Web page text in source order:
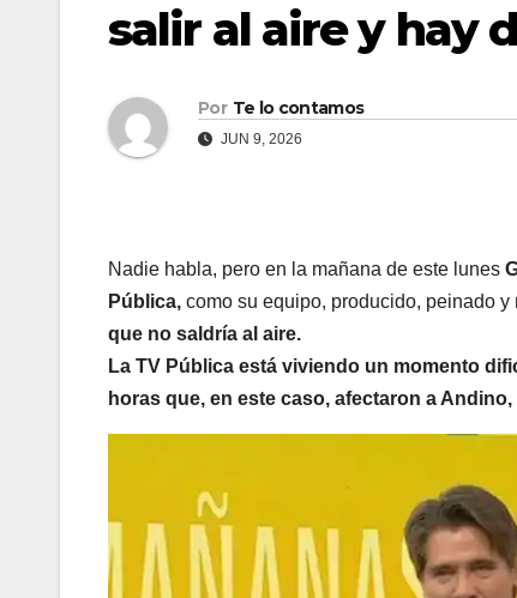
salir al aire y hay
Por Te lo contamos
JUN 9, 2026
Nadie habla, pero en la mañana de este lunes
Pública, como su equipo, producido, peinado y
que no saldría al aire.
La TV Pública está viviendo un momento
horas que, en este caso, afectaron a